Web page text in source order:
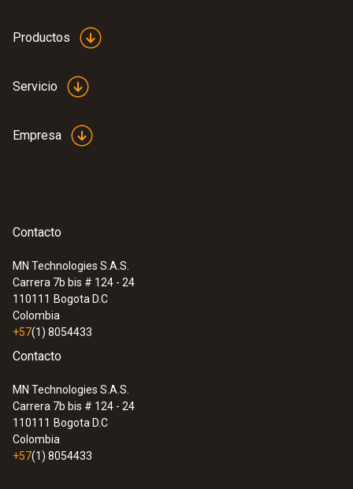
Productos
Servicio
Empresa
Contacto
MN Technologies S.A.S.
Carrera 7b bis # 124 - 24
110111 Bogota D.C
Colombia
+57(1) 8054433
Contacto
MN Technologies S.A.S.
Carrera 7b bis # 124 - 24
110111 Bogota D.C
Colombia
+57(1) 8054433